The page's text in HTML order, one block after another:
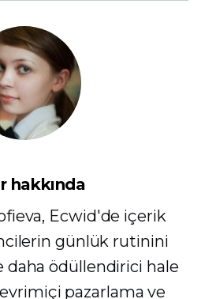
hakkında
Ecwid'de içerik
günlük rutinini
daha ödüllendirici hale
pazarlama ve